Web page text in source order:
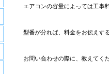
エアコンの容量によっては工事
型番が分れば、料金をお伝えす
お問い合わせの際に、教えてく